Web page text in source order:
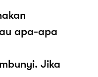
apa-apa
Jika